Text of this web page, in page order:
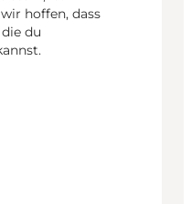
hoffen, dass
du